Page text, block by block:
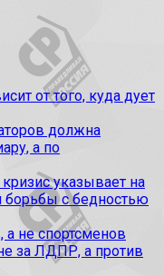
от того, куда дует
должна
а по
указывает на
борьбы с бедностью
а не спортсменов
за ЛДПР, а против